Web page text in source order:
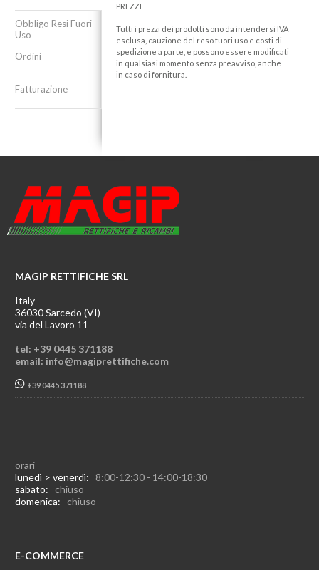
Obbligo Resi Fuori
Uso
Ordini
Fatturazione
PREZZI
Tutti i prezzi dei prodotti sono da intendersi IVA
esclusa, cauzione del reso fuori uso e costi di
spedizione a parte, e possono essere modificati
in qualsiasi momento senza preavviso, anche
in caso di fornitura.
MAGIP RETTIFICHE SRL
Italy
36030 Sarcedo (VI)
via del Lavoro 11
tel: +39 0445 371188
email: info@magiprettifiche.com
+39 0445 371188
orari
lunedì > venerdì: 8:00-12:30 - 14:00-18:30
sabato: chiuso
domenica: chiuso
E-COMMERCE